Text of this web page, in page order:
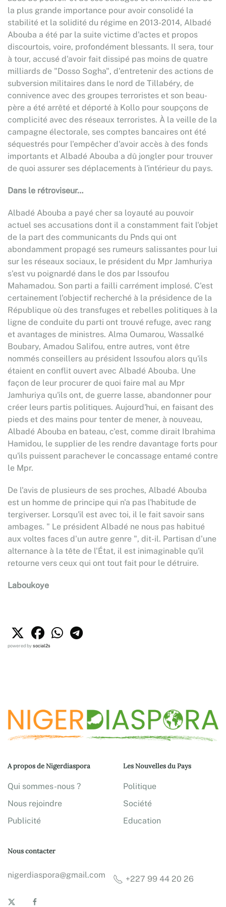
la plus grande importance pour avoir consolidé la
stabilité et la solidité du régime en 2013-2014, Albadé
Abouba a été par la suite victime d'actes et propos
discourtois, voire, profondément blessants. Il sera, tour
à tour, accusé d'avoir fait dissipé pas moins de quatre
milliards de "Dosso Sogha", d'entretenir des actions de
subversion militaires dans le nord de Tillabéry, de
connivence avec des groupes terroristes et son beau-
père a été arrêté et déporté à Kollo pour soupçons de
complicité avec des réseaux terroristes. À la veille de la
campagne électorale, ses comptes bancaires ont été
séquestrés pour l'empêcher d'avoir accès à des fonds
importants et Albadé Abouba a dû jongler pour trouver
de quoi assurer ses déplacements à l'intérieur du pays.
Dans le rétroviseur…
Albadé Abouba a payé cher sa loyauté au pouvoir
actuel ses accusations dont il a constamment fait l'objet
de la part des communicants du Pnds qui ont
abondamment propagé ses rumeurs salissantes pour lui
sur les réseaux sociaux, le président du Mpr Jamhuriya
s'est vu poignardé dans le dos par Issoufou
Mahamadou. Son parti a failli carrément implosé. C'est
certainement l'objectif recherché à la présidence de la
République où des transfuges et rebelles politiques à la
ligne de conduite du parti ont trouvé refuge, avec rang
et avantages de ministres. Alma Oumarou, Wassalké
Boubary, Amadou Salifou, entre autres, vont être
nommés conseillers au président Issoufou alors qu'ils
étaient en conflit ouvert avec Albadé Abouba. Une
façon de leur procurer de quoi faire mal au Mpr
Jamhuriya qu'ils ont, de guerre lasse, abandonner pour
créer leurs partis politiques. Aujourd'hui, en faisant des
pieds et des mains pour tenter de mener, à nouveau,
Albadé Abouba en bateau, c'est, comme dirait Ibrahima
Hamidou, le supplier de les rendre davantage forts pour
qu'ils puissent parachever le concassage entamé contre
le Mpr.
De l'avis de plusieurs de ses proches, Albadé Abouba
est un homme de principe qui n'a pas l'habitude de
tergiverser. Lorsqu'il est avec toi, il le fait savoir sans
ambages. " Le président Albadé ne nous pas habitué
aux voltes faces d'un autre genre ", dit-il. Partisan d'une
alternance à la tête de l'État, il est inimaginable qu'il
retourne vers ceux qui ont tout fait pour le détruire.
Laboukoye
powered bysocial2s
A propos de Nigerdiaspora
Qui sommes-nous ?
Nous rejoindre
Publicité
Les Nouvelles du Pays
Politique
Société
Education
Nous contacter
nigerdiaspora@gmail.com +227 99 44 20 26